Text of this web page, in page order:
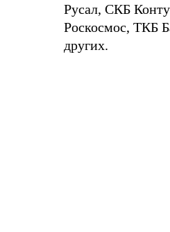
Русал, СКБ
Роскосмос, ТКБ
других.